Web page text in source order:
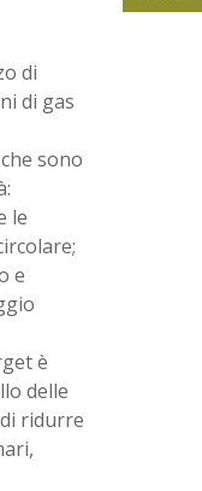
di
di gas
sono
le
e
è
delle
ridurre